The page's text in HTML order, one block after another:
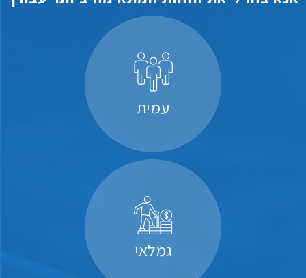
עמית
גמלאי